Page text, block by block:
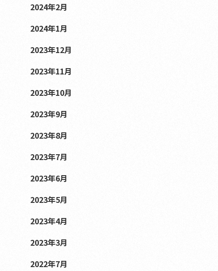
2024年2月
2024年1月
2023年12月
2023年11月
2023年10月
2023年9月
2023年8月
2023年7月
2023年6月
2023年5月
2023年4月
2023年3月
2022年7月